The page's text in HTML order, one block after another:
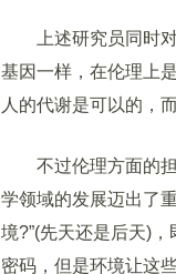
上述研究员同时对
基因一样，在伦理上
人的代谢是可以的，
不过伦理方面的担
学领域的发展迈出了
境?”(先天还是后天)
密码，但是环境让这